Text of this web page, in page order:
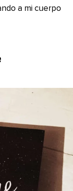
a mi cuerpo